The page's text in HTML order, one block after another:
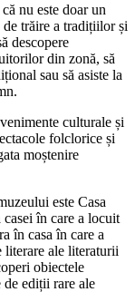
nu este doar un
trăire a tradițiilor și
descopere
din zonă, să
sau să asiste la
culturale și
folclorice și
moștenire
este Casa
în care a locuit
în casa în care a
literare ale literaturii
obiectele
de ediții rare ale